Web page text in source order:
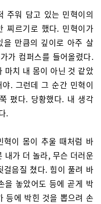
주워 담고 있는 민혁이의
찌르기로 했다. 민혁이가
을 만큼의 깊이로 아주 살
가 컴퍼스를 들어올렸다.
마치 내 몸이 아닌 것 같았
. 그런데 그 순간 민혁이
폈다. 당황했다. 내 생각
.
혁이 몸이 추울 때처럼 바
내가 더 놀라, 무슨 더러운
걸음질 쳤다. 힘이 풀려 바
을 놓았어도 등에 곧게 박
등에 박힌 것을 뽑으려 손